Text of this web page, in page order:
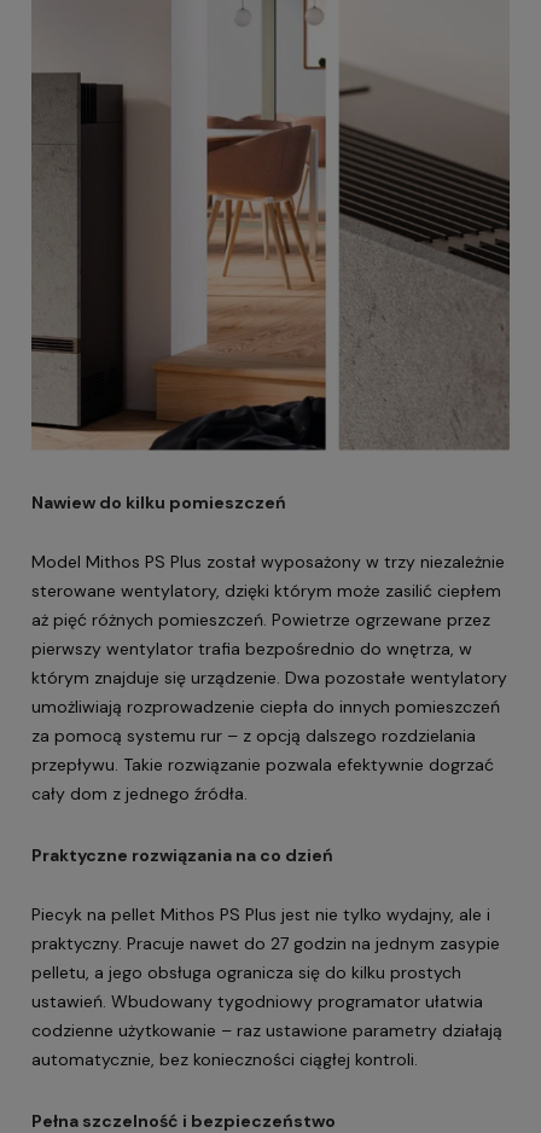
Nawiew do kilku pomieszczeń
Model Mithos PS Plus został wyposażony w trzy niezależnie
sterowane wentylatory, dzięki którym może zasilić ciepłem
aż pięć różnych pomieszczeń. Powietrze ogrzewane przez
pierwszy wentylator trafia bezpośrednio do wnętrza, w
którym znajduje się urządzenie. Dwa pozostałe wentylatory
umożliwiają rozprowadzenie ciepła do innych pomieszczeń
za pomocą systemu rur – z opcją dalszego rozdzielania
przepływu. Takie rozwiązanie pozwala efektywnie dogrzać
cały dom z jednego źródła.
Praktyczne rozwiązania na co dzień
Piecyk na pellet Mithos PS Plus jest nie tylko wydajny, ale i
praktyczny. Pracuje nawet do 27 godzin na jednym zasypie
pelletu, a jego obsługa ogranicza się do kilku prostych
ustawień. Wbudowany tygodniowy programator ułatwia
codzienne użytkowanie – raz ustawione parametry działają
automatycznie, bez konieczności ciągłej kontroli.
Pełna szczelność i bezpieczeństwo